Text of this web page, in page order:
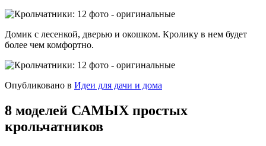
Домик с лесенкой, дверью и окошком. Кролику в нем будет
более чем комфортно.
Опубликовано в Идеи для дачи и дома
8 моделей САМЫХ простых
крольчатников